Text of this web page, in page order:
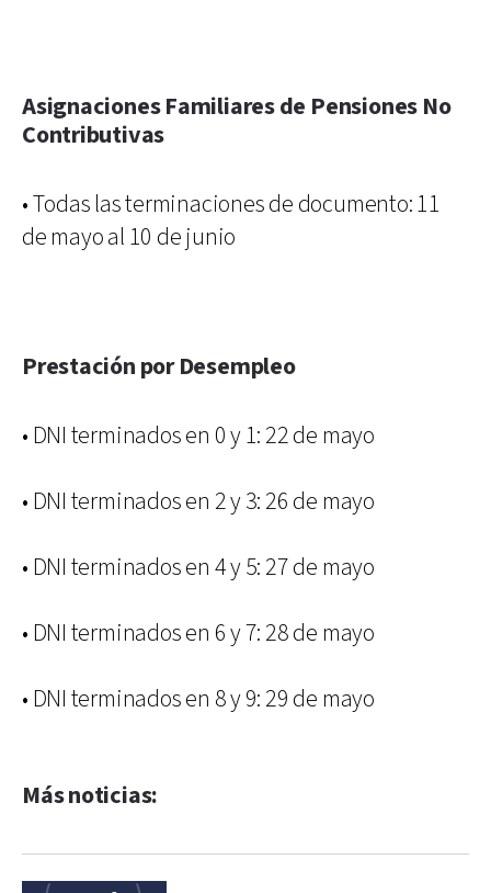
Asignaciones Familiares de Pensiones No
Contributivas
• Todas las terminaciones de documento: 11
de mayo al 10 de junio
Prestación por Desempleo
• DNI terminados en 0 y 1: 22 de mayo
• DNI terminados en 2 y 3: 26 de mayo
• DNI terminados en 4 y 5: 27 de mayo
• DNI terminados en 6 y 7: 28 de mayo
• DNI terminados en 8 y 9: 29 de mayo
Más noticias: